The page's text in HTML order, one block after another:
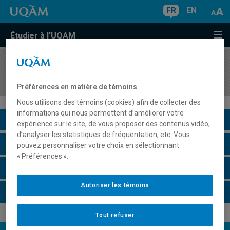
FR EN
Étudier à l'UQAM
COURS//
Description du cours
Horaire - Été 2026
Préférences en matière de témoins
Nous utilisons des témoins (cookies) afin de collecter des
informations qui nous permettent d’améliorer votre
expérience sur le site, de vous proposer des contenus vidéo,
d’analyser les statistiques de fréquentation, etc. Vous
pouvez personnaliser votre choix en sélectionnant
« Préférences ».
Tout refuser
Autoriser les témoins